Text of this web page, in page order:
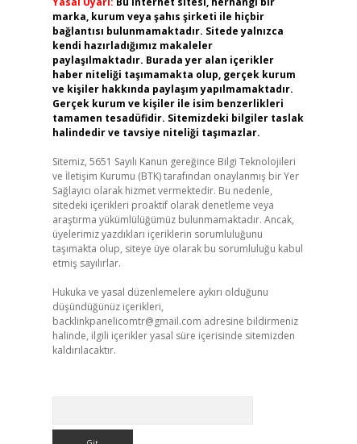
marka, kurum veya şahıs şirketi ile hiçbir
bağlantısı bulunmamaktadır. Sitede yalnızca
kendi hazırladığımız makaleler
paylaşılmaktadır. Burada yer alan içerikler
haber niteliği taşımamakta olup, gerçek kurum
ve kişiler hakkında paylaşım yapılmamaktadır.
Gerçek kurum ve kişiler ile isim benzerlikleri
tamamen tesadüfidir. Sitemizdeki bilgiler taslak
halindedir ve tavsiye niteliği taşımazlar.
Sitemiz, 5651 Sayılı Kanun gereğince Bilgi Teknolojileri
ve İletişim Kurumu (BTK) tarafından onaylanmış bir Yer
Sağlayıcı olarak hizmet vermektedir. Bu nedenle,
sitedeki içerikleri proaktif olarak denetleme veya
araştırma yükümlülüğümüz bulunmamaktadır. Ancak,
üyelerimiz yazdıkları içeriklerin sorumluluğunu
taşımakta olup, siteye üye olarak bu sorumluluğu kabul
etmiş sayılırlar.
Hukuka ve yasal düzenlemelere aykırı olduğunu
düşündüğünüz içerikleri,
backlinkpanelicomtr@gmail.com adresine bildirmeniz
halinde, ilgili içerikler yasal süre içerisinde sitemizden
kaldırılacaktır.